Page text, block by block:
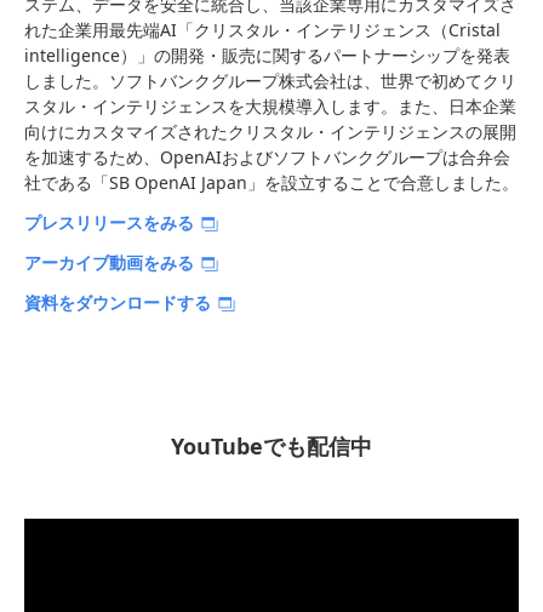
れた企業用最先端AI「クリスタル・インテリジェンス（Cristal
intelligence）」の開発・販売に関するパートナーシップを発表
しました。ソフトバンクグループ株式会社は、世界で初めてクリ
スタル・インテリジェンスを大規模導入します。また、日本企業
向けにカスタマイズされたクリスタル・インテリジェンスの展開
を加速するため、OpenAIおよびソフトバンクグループは合弁会
社である「SB OpenAI Japan」を設立することで合意しました。
プレスリリースをみる
アーカイブ動画をみる
資料をダウンロードする
YouTubeでも配信中